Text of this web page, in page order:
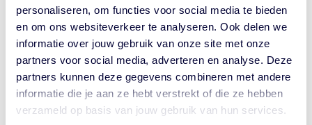
personaliseren, om functies voor social media te bieden
en om ons websiteverkeer te analyseren. Ook delen we
informatie over jouw gebruik van onze site met onze
partners voor social media, adverteren en analyse. Deze
partners kunnen deze gegevens combineren met andere
informatie die je aan ze hebt verstrekt of die ze hebben
verzameld op basis van jouw gebruik van hun services.
NOOR DRIESSEN
“Noor is een speelster die een coach soms voor
raadsels stelt, omdat je nooit weet wat er in haar hoofd
omgaat. Ze oog stoïcijns, zoals jullie dat noemen. Je
denkt dat ze zich niet realiseert wat ze allemaal kan,
maar dat is maar schijn. In de wereld van 3×3 is ze met
haar pas 21 jaar al eenforce om rekening mee te